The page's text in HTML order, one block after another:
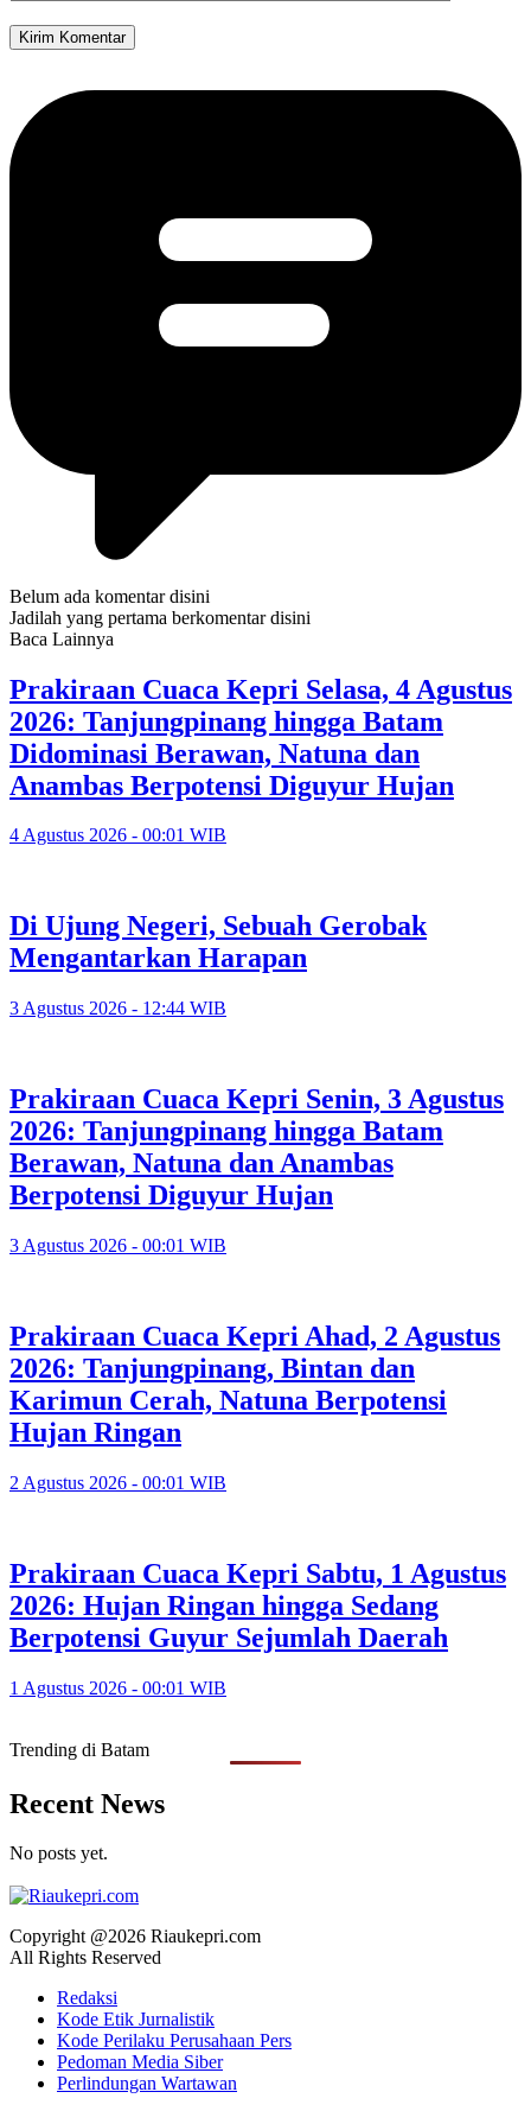
Belum ada komentar disini
Jadilah yang pertama berkomentar disini
Baca Lainnya
Prakiraan Cuaca Kepri Selasa, 4 Agustus
2026: Tanjungpinang hingga Batam
Didominasi Berawan, Natuna dan
Anambas Berpotensi Diguyur Hujan
4 Agustus 2026 - 00:01 WIB
Di Ujung Negeri, Sebuah Gerobak
Mengantarkan Harapan
3 Agustus 2026 - 12:44 WIB
Prakiraan Cuaca Kepri Senin, 3 Agustus
2026: Tanjungpinang hingga Batam
Berawan, Natuna dan Anambas
Berpotensi Diguyur Hujan
3 Agustus 2026 - 00:01 WIB
Prakiraan Cuaca Kepri Ahad, 2 Agustus
2026: Tanjungpinang, Bintan dan
Karimun Cerah, Natuna Berpotensi
Hujan Ringan
2 Agustus 2026 - 00:01 WIB
Prakiraan Cuaca Kepri Sabtu, 1 Agustus
2026: Hujan Ringan hingga Sedang
Berpotensi Guyur Sejumlah Daerah
1 Agustus 2026 - 00:01 WIB
Trending di Batam
Recent News
No posts yet.
Copyright @2026 Riaukepri.com
All Rights Reserved
Redaksi
Kode Etik Jurnalistik
Kode Perilaku Perusahaan Pers
Pedoman Media Siber
Perlindungan Wartawan